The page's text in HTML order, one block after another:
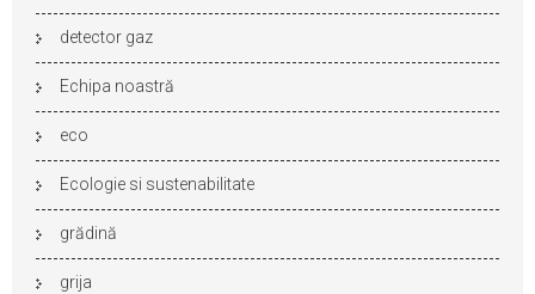
detector gaz
Echipa noastră
eco
Ecologie si sustenabilitate
grădină
grija